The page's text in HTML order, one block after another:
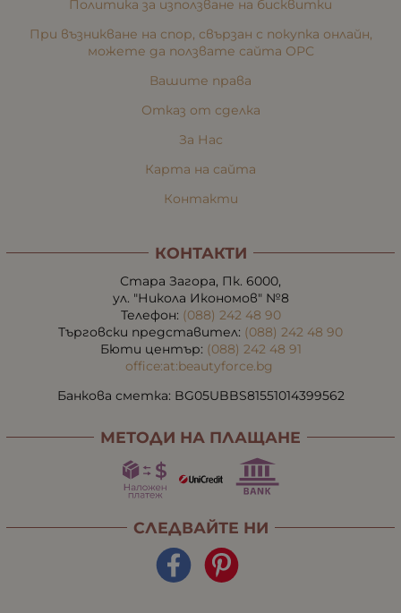
Политика за използване на бисквитки
При възникване на спор, свързан с покупка онлайн,
можете да ползвате сайта ОРС
Вашите права
Отказ от сделка
За Нас
Карта на сайта
Контакти
КОНТАКТИ
Стара Загора, Пк. 6000,
ул. "Никола Икономов" №8
Телефон: (088) 242 48 90
Търговски представител: (088) 242 48 90
Бюти център: (088) 242 48 91
office:at:beautyforce.bg
Банкова сметка: BG05UBBS81551014399562
МЕТОДИ НА ПЛАЩАНЕ
СЛЕДВАЙТЕ НИ